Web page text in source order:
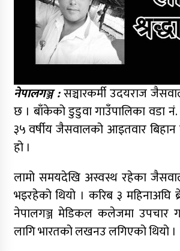
नेपालगञ्ज :सञ्चारकर्मी उदयराज
छ । बाँकेको डुडुवा गाउँपालिका वडा नं.
३५ वर्षीय जैसवालको आइतवार
हो ।
लामो समयदेखि अस्वस्थ रहेका
भइरहेको थियो । करिब ३ महिनाअघि
नेपालगञ्ज मेडिकल कलेजमा उपचार
लागि भारतको लखनउ लगिएको थियो ।